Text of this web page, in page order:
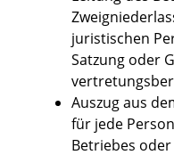
juristischen
Satzung oder
Auszug aus
für jede
Betriebes